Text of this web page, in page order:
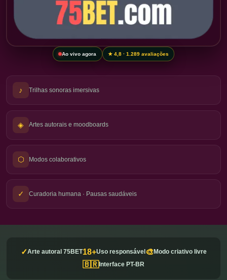
Ao vivo agora ★ 4,8 · 1.289 avaliações
♪ Trilhas sonoras imersivas
◈ Artes autorais e moodboards
⬡ Modos colaborativos
✓ Curadoria humana · Pausas saudáveis
✓Arte autoral 75BET18+Uso responsável🎨 Modo criativo livre
🇧🇷Interface PT-BR